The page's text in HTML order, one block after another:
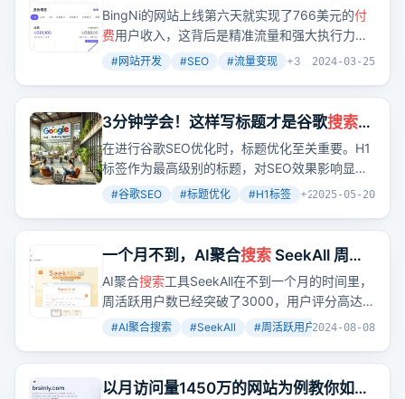
766美元，你没赚钱很可能就是差了执
行力
BingNi的网站上线第六天就实现了766美元的付
费用户收入，这背后是精准流量和强大执行力的
结合。你是否也在寻求如何快速实现网站盈利？
#网站开发 #SEO #流量变现 +3 2024-03-25
3分钟学会！这样写标题才是谷歌搜索引
擎最爱，从而提升网站流量（原创不
易）
在进行谷歌SEO优化时，标题优化至关重要。H1
标签作为最高级别的标题，对SEO效果影响显
著。正确使用标题标签，如保持唯一性、相关
用户体验。同时，要避免常见错误，如重复使用
H1标签、缺乏结构化层次、未包含关键词、标题
过长或过短、使用非描述性标题、过度优化和忽
视用户体验等。优化标题是谷歌SEO的关键环
节，对出海企业和跨境电商提升网站流量和用户
体验至关重要。
#谷歌SEO #标题优化 #H1标签 +22025-05-20
一个月不到，AI聚合搜索 SeekAll 周活
3000 了；1.4.0版本今日发布，太好用
了
AI聚合搜索工具SeekAll在不到一个月的时间里，
周活跃用户数已经突破了3000，用户评分高达
4.67分。新发布的1.4.0版本引入了侧边栏功能，
#AI聚合搜索 #SeekAll #周活跃用户 +2
2024-08-08
以月访问量1450万的网站为例教你如何